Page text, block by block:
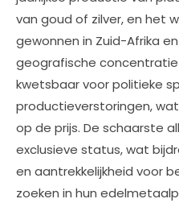
van goud of zilver, en het
gewonnen in Zuid-Afrika
geografische
kwetsbaar voor politieke
productieverstoringen,
op de prijs. De schaarste
exclusieve status, wat
en aantrekkelijkheid voor
zoeken in hun